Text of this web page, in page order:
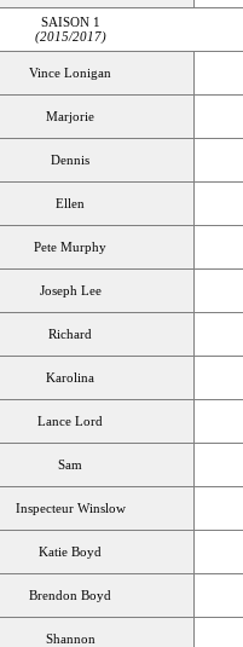
SAISON 1
(2015/2017)
Vince Lonigan
Marjorie
Dennis
Ellen
Pete Murphy
Joseph Lee
Richard
Karolina
Lance Lord
Sam
Inspecteur Winslow
Katie Boyd
Brendon Boyd
Shannon